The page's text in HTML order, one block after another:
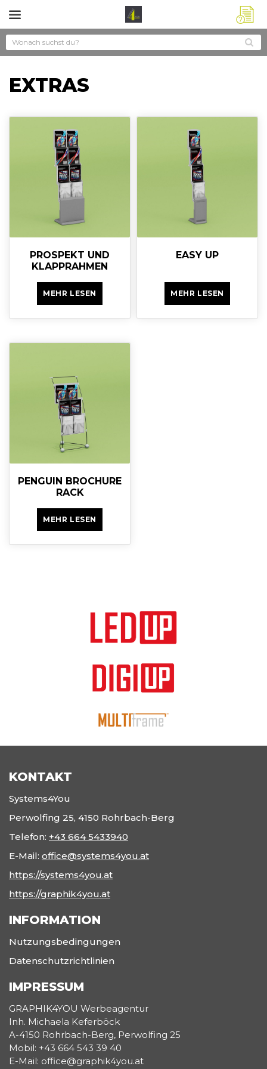
?
EXTRAS
PROSPEKT UND
KLAPPRAHMEN
MEHR LESEN
EASY UP
MEHR LESEN
PENGUIN BROCHURE
RACK
MEHR LESEN
KONTAKT
Systems4You
Perwolfing 25, 4150 Rohrbach-Berg
Telefon: +43 664 5433940
E-Mail: office@systems4you.at
https://systems4you.at
https://graphik4you.at
INFORMATION
Nutzungsbedingungen
Datenschutzrichtlinien
IMPRESSUM
GRAPHIK4YOU Werbeagentur
Inh. Michaela Keferböck
A-4150 Rohrbach-Berg, Perwolfing 25
Mobil: +43 664 543 39 40
E-Mail: office@graphik4you.at